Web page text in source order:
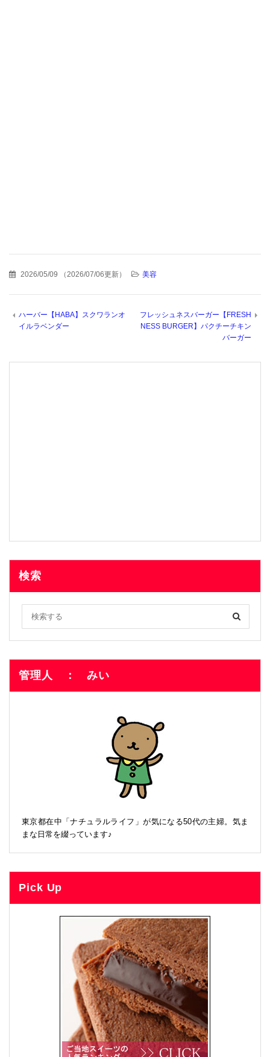
2026/05/09 （ 2026/07/06更新） 美容
ハーバー【HABA】スクワランオ
イルラベンダー
フレッシュネスバーガー【FRESH
NESS BURGER】パクチーチキン
バーガー
検索
管理人 ： みい
東京都在中「ナチュラルライフ」が気になる50代の主婦。気ま
まな日常を綴っています♪
Pick Up